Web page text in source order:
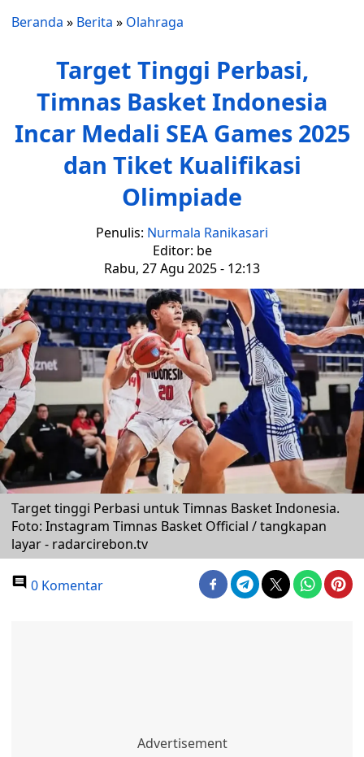
Beranda » Berita » Olahraga
Target Tinggi Perbasi,
Timnas Basket Indonesia
Incar Medali SEA Games 2025
dan Tiket Kualifikasi
Olimpiade
Penulis: Nurmala Ranikasari
Editor: be
Rabu, 27 Agu 2025 - 12:13
Target tinggi Perbasi untuk Timnas Basket Indonesia.
Foto: Instagram Timnas Basket Official / tangkapan
layar - radarcirebon.tv
0 Komentar